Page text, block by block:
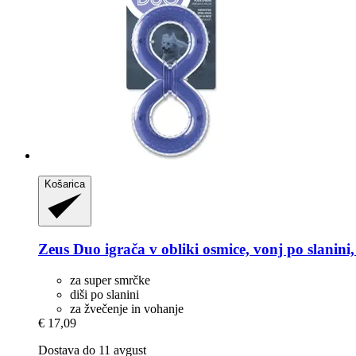
Košarica
Zeus Duo igrača v obliki osmice, vonj po
za super smrčke
diši po slanini
za žvečenje in vohanje
€ 17,09
Dostava do 11 avgust